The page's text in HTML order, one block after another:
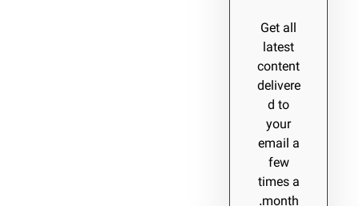
Get all
latest
content
delivere
d to
your
email a
few
times a
month.